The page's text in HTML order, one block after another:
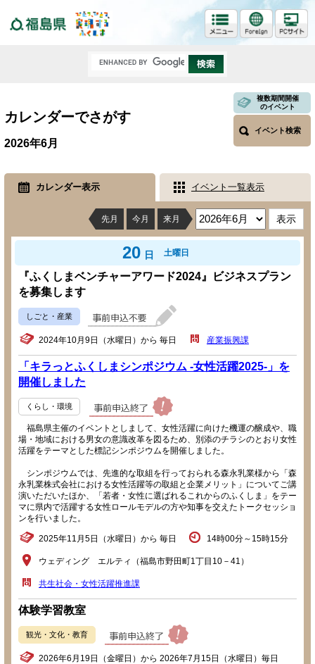
カレンダーでさがす
複数期間開催
のイベント
イベント検索
2026年6月
カレンダー表示 イベント一覧表示
先月 今月 来月
20 日 土曜日
『ふくしまベンチャーアワード2024』ビジネスプラン
を募集します
しごと・産業
2024年10月9日（水曜日）から 毎日 産業振興課
「キラっとふくしまシンポジウム -女性活躍2025-」を
開催しました
くらし・環境
福島県主催のイベントとしまして、女性活躍に向けた機運の醸成や、職
場・地域における男女の意識改革を図るため、別添のチラシのとおり女性
活躍をテーマとした標記シンポジウムを開催しました。
シンポジウムでは、先進的な取組を行っておられる森永乳業様から「森
永乳業株式会社における女性活躍等の取組と企業メリット」についてご講
演いただいたほか、「若者・女性に選ばれるこれからのふくしま」をテー
マに県内で活躍する女性ロールモデルの方や知事を交えたトークセッショ
ンを行いました。
2025年11月5日（水曜日）から 毎日 14時00分～15時15分
ウェディング エルティ（福島市野田町1丁目10－41）
共生社会・女性活躍推進課
体験学習教室
観光・文化・教育
2026年6月19日（金曜日）から 2026年7月15日（水曜日）毎日